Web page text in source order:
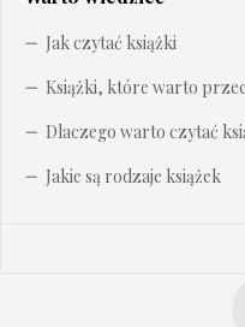
Jak czytać książki
Książki, które warto
Dlaczego warto czytać
Jakie są rodzaje książek